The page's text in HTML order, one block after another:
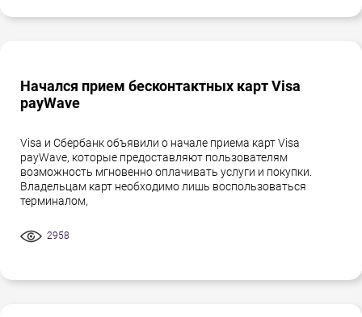
Начался прием бесконтактных карт Visa
payWave
Visa и Сбербанк объявили о начале приема карт Visa
payWave, которые предоставляют пользователям
возможность мгновенно оплачивать услуги и покупки.
Владельцам карт необходимо лишь воспользоваться
терминалом,
2958